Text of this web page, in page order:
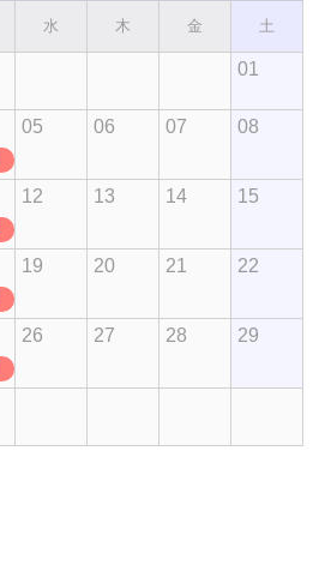
水 木 金 土
01
05 06 07 08
12 13 14 15
19 20 21 22
26 27 28 29